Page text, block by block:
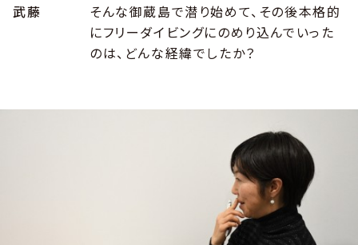
武藤
そんな御蔵島で潜り始めて、その後本格的
にフリーダイビングにのめり込んでいった
のは、どんな経緯でしたか？